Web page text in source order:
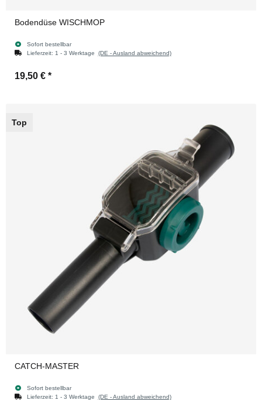
Bodendüse WISCHMOP
Sofort bestellbar
Lieferzeit: 1 - 3 Werktage (DE - Ausland abweichend)
19,50 € *
Top
CATCH-MASTER
Sofort bestellbar
Lieferzeit: 1 - 3 Werktage (DE - Ausland abweichend)